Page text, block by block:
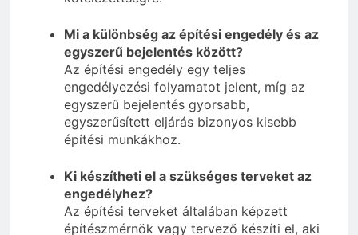
Mi a különbség az építési engedély és az
egyszerű bejelentés között?
Az építési engedély egy teljes
engedélyezési folyamatot jelent, míg az
egyszerű bejelentés gyorsabb,
egyszerűsített eljárás bizonyos kisebb
építési munkákhoz.
Ki készítheti el a szükséges terveket az
engedélyhez?
Az építési terveket általában képzett
építészmérnök vagy tervező készíti el, aki